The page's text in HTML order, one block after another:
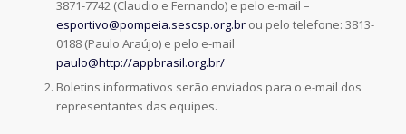
3871-7742 (Claudio e Fernando) e pelo e-mail –
esportivo@pompeia.sescsp.org.brou pelo telefone: 3813-
0188 (Paulo Araújo) e pelo e-mail
paulo@http://appbrasil.org.br/
Boletins informativos serão enviados para o e-mail dos
representantes das equipes.